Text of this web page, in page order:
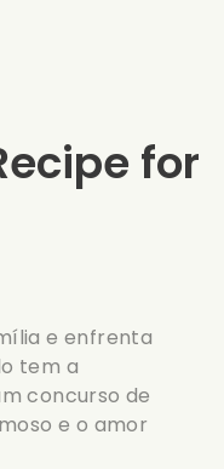
for
e enfrenta
tem a
concurso de
e o amor